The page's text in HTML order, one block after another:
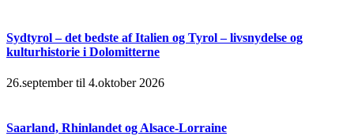
Sydtyrol – det bedste af Italien og Tyrol – livsnydelse og
kulturhistorie i Dolomitterne
26.september til 4.oktober 2026
Saarland, Rhinlandet og Alsace-Lorraine